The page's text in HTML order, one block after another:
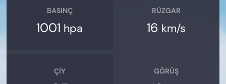
BASINÇ
1001 hpa
RÜZGAR
16 km/s
ÇIY GÖRÜŞ